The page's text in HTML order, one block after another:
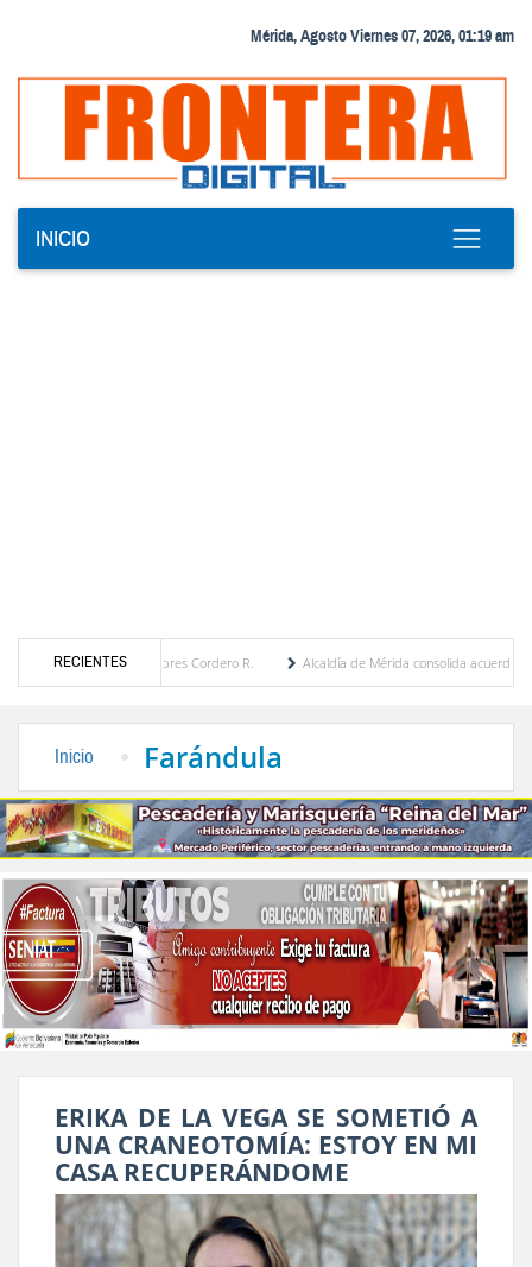
Mérida, Agosto Viernes 07, 2026, 01:19 am
INICIO
RECIENTES
María Eugenia Febres Cordero R.
Alcaldía de Mérida consolida acuerdos con
Inicio Farándula
ERIKA DE LA VEGA SE SOMETIÓ A
UNA CRANEOTOMÍA: ESTOY EN MI
CASA RECUPERÁNDOME